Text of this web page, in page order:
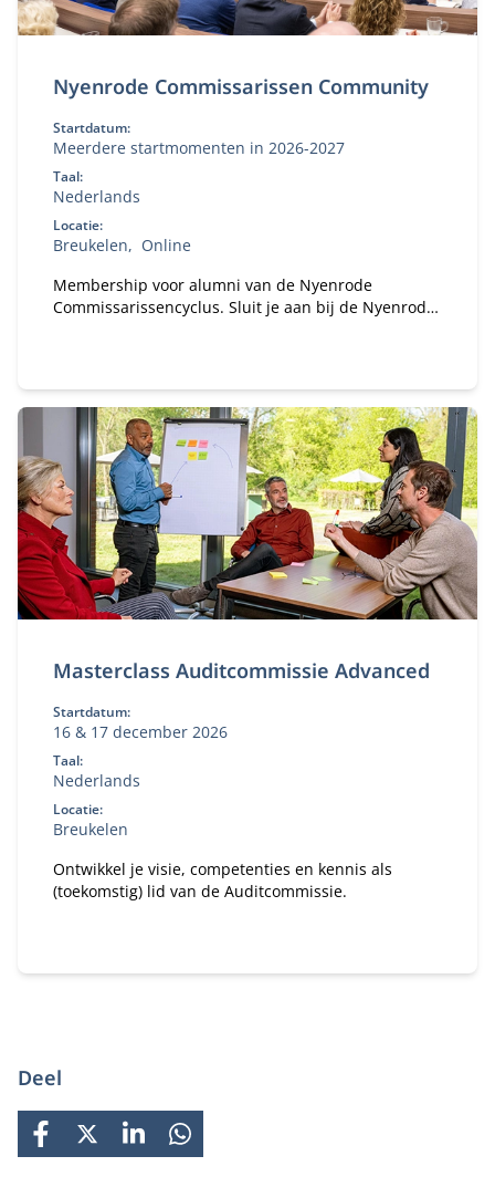
Nyenrode Commissarissen Community
Startdatum:
Meerdere startmomenten in 2026-2027
Taal:
Nederlands
Locatie:
Breukelen
Online
Membership voor alumni van de Nyenrode
Commissarissencyclus. Sluit je aan bij de Nyenrode
onze community?
Masterclass Auditcommissie Advanced
Startdatum:
16 & 17 december 2026
Taal:
Nederlands
Locatie:
Breukelen
Ontwikkel je visie, competenties en kennis als
(toekomstig) lid van de Auditcommissie.
Deel
FACEBOOK
X LINKEDINWHATSAPP